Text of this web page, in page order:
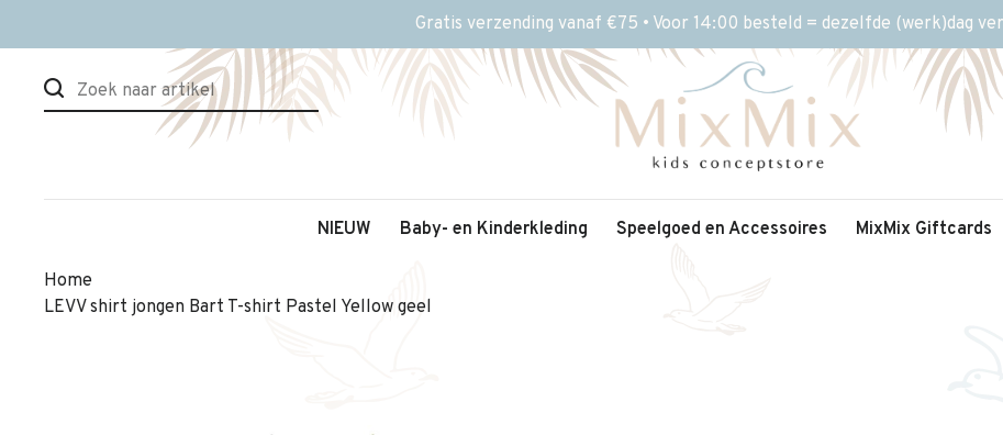
Gratis verzending vanaf €75 • Voor 14:00 besteld = dezelfde (werk)dag
NIEUW Baby- en Kinderkleding Speelgoed en Accessoires MixMix Giftcards
Home
LEVV shirt jongen Bart T-shirt Pastel Yellow geel